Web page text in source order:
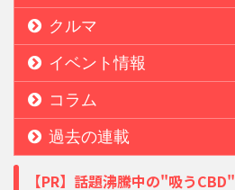
クルマ
イベント情報
コラム
過去の連載
【PR】話題沸騰中の"吸うCBD"